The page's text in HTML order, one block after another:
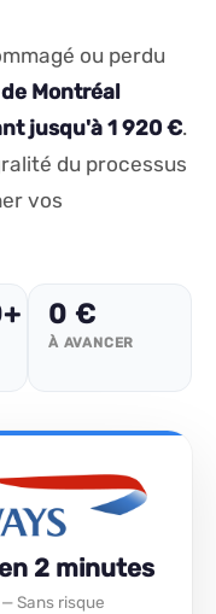
ou perdu
Montréal
jusqu'à 1 920 €.
du processus
vos
0 €
À AVANCER
2 minutes
Sans risque